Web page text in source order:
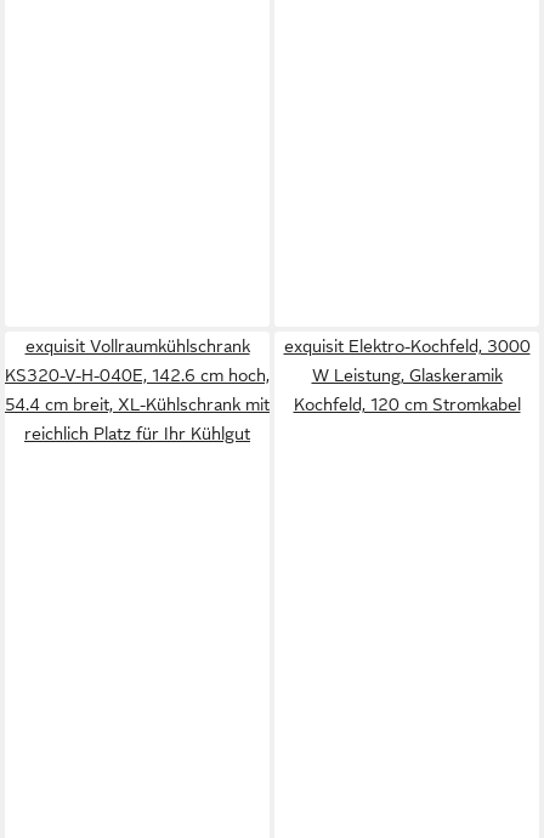
exquisit Vollraumkühlschrank
KS320-V-H-040E, 142.6 cm hoch,
54.4 cm breit, XL-Kühlschrank mit
reichlich Platz für Ihr Kühlgut
exquisit Elektro-Kochfeld, 3000
W Leistung, Glaskeramik
Kochfeld, 120 cm Stromkabel